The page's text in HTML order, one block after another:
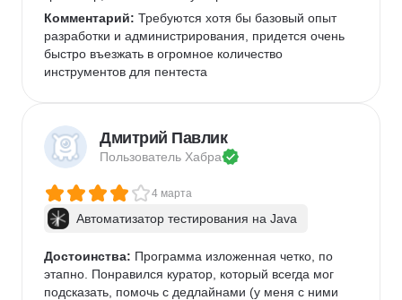
Комментарий: Требуются хотя бы базовый опыт
разработки и администрирования, придется очень
быстро въезжать в огромное количество
инструментов для пентеста
Дмитрий Павлик
Пользователь Хабра
4 марта
Автоматизатор тестирования на Java
Достоинства: Программа изложенная четко, по
этапно. Понравился куратор, который всегда мог
подсказать, помочь с дедлайнами (у меня с ними